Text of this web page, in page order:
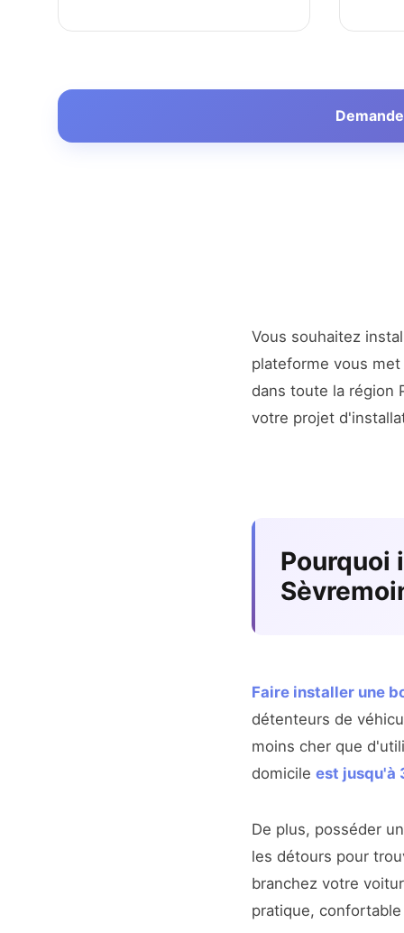
Vous souhaitez
plateforme vous
dans toute la région
votre projet
Pourquoi
Faire installer une
détenteurs de
moins cher que
domicile est jusqu'à
De plus, posséder
les détours pour
branchez votre
pratique,